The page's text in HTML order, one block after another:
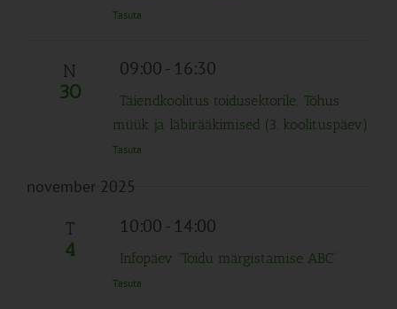
Tasuta
N
30
09:00- 16:30
Täiendkoolitus toidusektorile: Tõhus
müük ja läbirääkimised (3. koolituspäev)
Tasuta
november 2025
T
4
10:00- 14:00
Infopäev “Toidu märgistamise ABC”
Tasuta